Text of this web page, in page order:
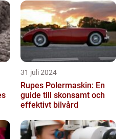
31 juli 2024
Rupes Polermaskin: En
guide till skonsamt och
effektivt bilvård